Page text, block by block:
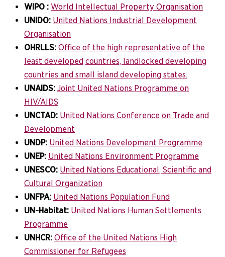
WIPO : World Intellectual Property Organisation
UNIDO: United Nations Industrial Development
Organisation
OHRLLS: Office of the high representative of the
least developed countries, landlocked developing
countries and small island developing states.
UNAIDS: Joint United Nations Programme on
HIV/AIDS
UNCTAD: United Nations Conference on Trade and
Development
UNDP: United Nations Development Programme
UNEP: United Nations Environment Programme
UNESCO: United Nations Educational, Scientific and
Cultural Organization
UNFPA: United Nations Population Fund
UN-Habitat: United Nations Human Settlements
Programme
UNHCR: Office of the United Nations High
Commissioner for Refugees